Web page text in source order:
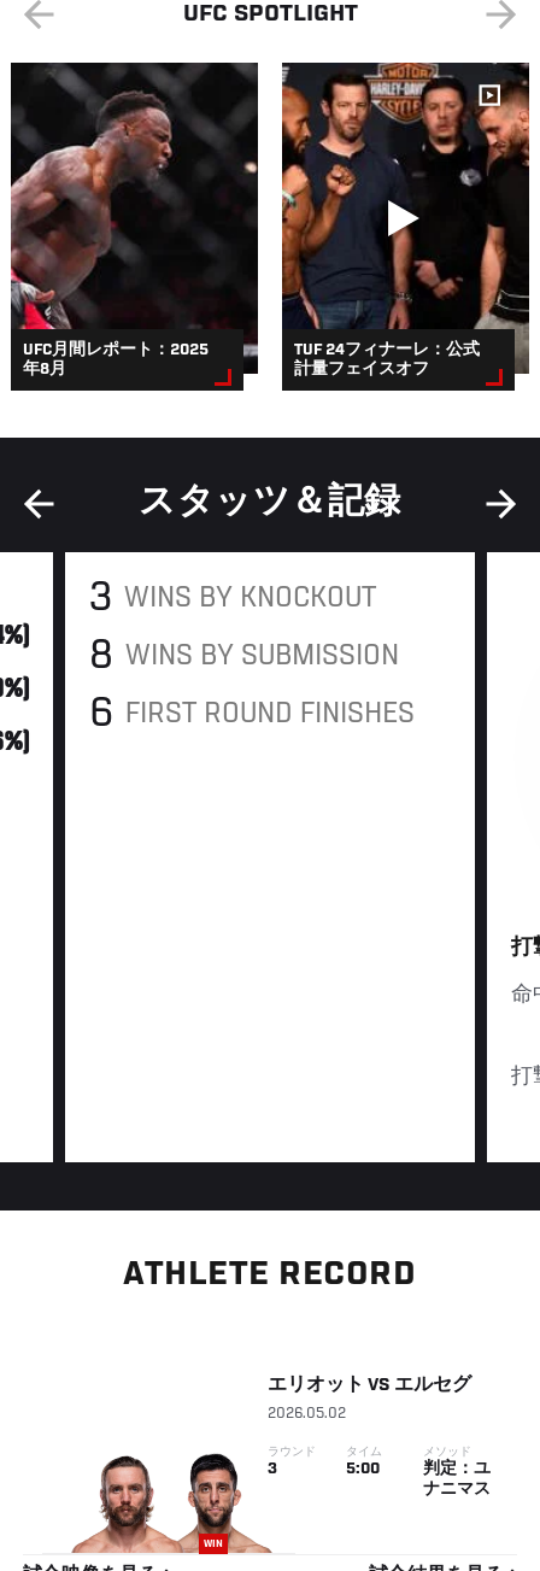
UFC SPOTLIGHT
UFC月間レポート：2025
年8月
TUF 24フィナーレ：公式
計量フェイスオフ
スタッツ＆記録
3 WINS BY KNOCKOUT
8 WINS BY SUBMISSION
6 FIRST ROUND FINISHES
打
命
打
ATHLETE RECORD
WIN
エリオット VS エルセグ
2026.05.02
ラウンド
3
タイム
5:00
メソッド
判定：ユ
ナニマス